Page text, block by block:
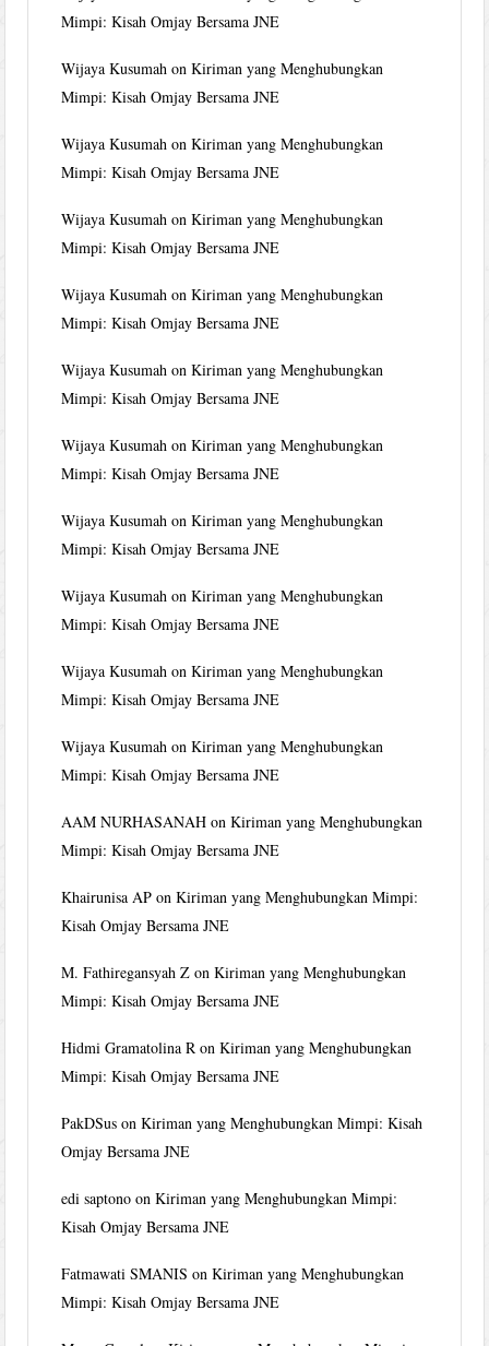
Mimpi: Kisah Omjay Bersama JNE
Wijaya Kusumah onKiriman yang Menghubungkan
Mimpi: Kisah Omjay Bersama JNE
Wijaya Kusumah onKiriman yang Menghubungkan
Mimpi: Kisah Omjay Bersama JNE
Wijaya Kusumah onKiriman yang Menghubungkan
Mimpi: Kisah Omjay Bersama JNE
Wijaya Kusumah onKiriman yang Menghubungkan
Mimpi: Kisah Omjay Bersama JNE
Wijaya Kusumah onKiriman yang Menghubungkan
Mimpi: Kisah Omjay Bersama JNE
Wijaya Kusumah onKiriman yang Menghubungkan
Mimpi: Kisah Omjay Bersama JNE
Wijaya Kusumah onKiriman yang Menghubungkan
Mimpi: Kisah Omjay Bersama JNE
Wijaya Kusumah onKiriman yang Menghubungkan
Mimpi: Kisah Omjay Bersama JNE
Wijaya Kusumah onKiriman yang Menghubungkan
Mimpi: Kisah Omjay Bersama JNE
Wijaya Kusumah onKiriman yang Menghubungkan
Mimpi: Kisah Omjay Bersama JNE
AAM NURHASANAH onKiriman yang Menghubungkan
Mimpi: Kisah Omjay Bersama JNE
Khairunisa AP onKiriman yang Menghubungkan Mimpi:
Kisah Omjay Bersama JNE
M. Fathiregansyah Z onKiriman yang Menghubungkan
Mimpi: Kisah Omjay Bersama JNE
Hidmi Gramatolina R onKiriman yang Menghubungkan
Mimpi: Kisah Omjay Bersama JNE
PakDSus onKiriman yang Menghubungkan Mimpi: Kisah
Omjay Bersama JNE
edi saptono onKiriman yang Menghubungkan Mimpi:
Kisah Omjay Bersama JNE
Fatmawati SMANIS onKiriman yang Menghubungkan
Mimpi: Kisah Omjay Bersama JNE